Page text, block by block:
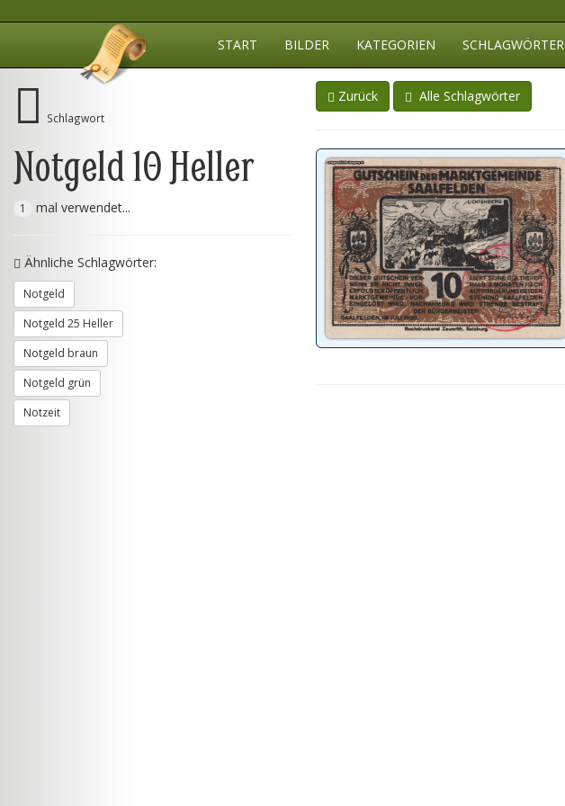
START BILDER KATEGORIEN SCHLAGWÖRTER
Schlagwort
Notgeld 10 Heller
1 mal verwendet...
Ähnliche Schlagwörter:
Notgeld
Notgeld 25 Heller
Notgeld braun
Notgeld grün
Notzeit
Zurück Alle Schlagwörter